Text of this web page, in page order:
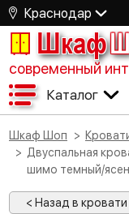
Краснодар
Шкаф
современный
Каталог
Шкаф Шоп
Двуспальная кровать 140х200 Гармония КР 602 ясень
шимо темный/
< Назад в кровати